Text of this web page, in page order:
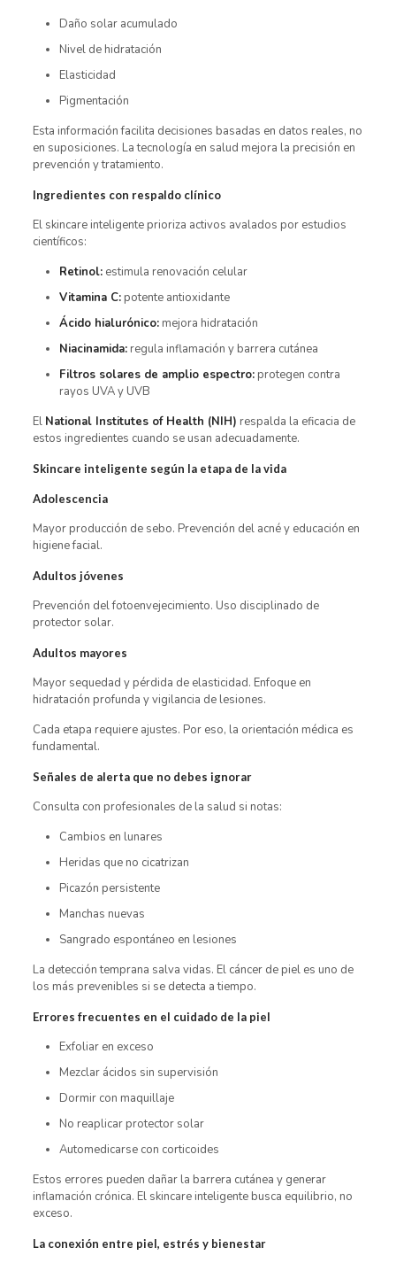
Daño solar acumulado
Nivel de hidratación
Elasticidad
Pigmentación
Esta información facilita decisiones basadas en datos reales, no
en suposiciones. La tecnología en salud mejora la precisión en
prevención y tratamiento.
Ingredientes con respaldo clínico
El skincare inteligente prioriza activos avalados por estudios
científicos:
Retinol:estimula renovación celular
Vitamina C:potente antioxidante
Ácido hialurónico:mejora hidratación
Niacinamida:regula inflamación y barrera cutánea
Filtros solares de amplio espectro:protegen contra
rayos UVA y UVB
El National Institutes of Health (NIH) respalda la eficacia de
estos ingredientes cuando se usan adecuadamente.
Skincare inteligente según la etapa de la vida
Adolescencia
Mayor producción de sebo. Prevención del acné y educación en
higiene facial.
Adultos jóvenes
Prevención del fotoenvejecimiento. Uso disciplinado de
protector solar.
Adultos mayores
Mayor sequedad y pérdida de elasticidad. Enfoque en
hidratación profunda y vigilancia de lesiones.
Cada etapa requiere ajustes. Por eso, la orientación médica es
fundamental.
Señales de alerta que no debes ignorar
Consulta con profesionales de la salud si notas:
Cambios en lunares
Heridas que no cicatrizan
Picazón persistente
Manchas nuevas
Sangrado espontáneo en lesiones
La detección temprana salva vidas. El cáncer de piel es uno de
los más prevenibles si se detecta a tiempo.
Errores frecuentes en el cuidado de la piel
Exfoliar en exceso
Mezclar ácidos sin supervisión
Dormir con maquillaje
No reaplicar protector solar
Automedicarse con corticoides
Estos errores pueden dañar la barrera cutánea y generar
inflamación crónica. El skincare inteligente busca equilibrio, no
exceso.
La conexión entre piel, estrés y bienestar